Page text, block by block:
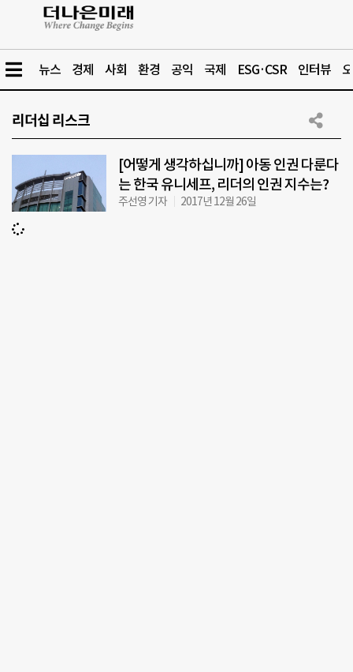
뉴스 경제 사회 환경 공익 국제 ESG·CSR 인터뷰
리더십 리스크
[어떻게 생각하십니까] 아동 인권 다룬다
는 한국 유니세프, 리더의 인권 지수는?
주선영 기자 2017년 12월 26일